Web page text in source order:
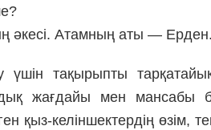
әкесі. Атамның аты —
үшін та­қы­рып­ты
жағ­дайы мен мансабы
қыз-ке­лін­шектердің өзім,